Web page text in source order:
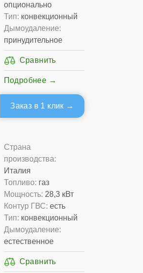
опционально
Тип: конвекционный
Дымоудаление:
принудительное
Подробнее
Заказ в 1 клик
Страна
производства:
Италия
Топливо: газ
Мощность: 28,3 кВт
Контур ГВС: есть
Тип: конвекционный
Дымоудаление:
естественное